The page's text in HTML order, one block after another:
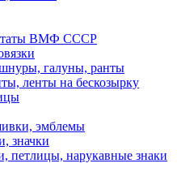
ВМФ СССР
галуны, ранты
ленты на бескозырку
эмблемы
значки
петлицы, нарукавные знаки